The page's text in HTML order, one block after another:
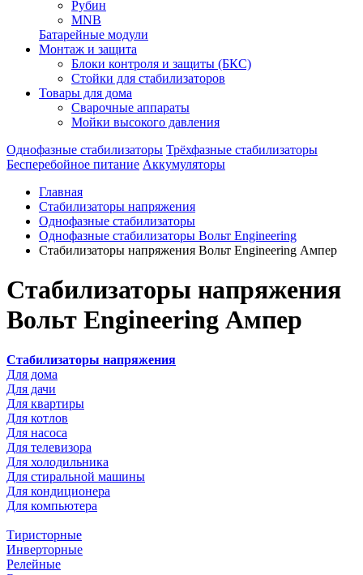
Рубин
MNB
Батарейные модули
Монтаж и защита
Блоки контроля и защиты (БКС)
Стойки для стабилизаторов
Товары для дома
Сварочные аппараты
Мойки высокого давления
Однофазные стабилизаторы Трёхфазные стабилизаторы
Бесперебойное питание Аккумуляторы
Главная
Стабилизаторы напряжения
Однофазные стабилизаторы
Однофазные стабилизаторы Вольт Engineering
Стабилизаторы напряжения Вольт Engineering Ампер
Стабилизаторы напряжения
Вольт Engineering Ампер
Стабилизаторы напряжения
Для дома
Для дачи
Для квартиры
Для котлов
Для насоса
Для телевизора
Для холодильника
Для стиральной машины
Для кондиционера
Для компьютера
Тиристорные
Инверторные
Релейные